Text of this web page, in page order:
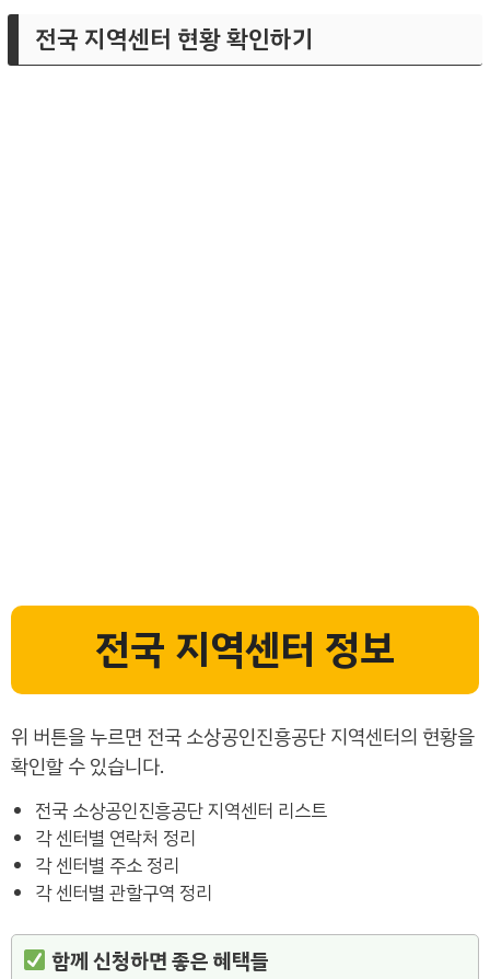
전국 지역센터 현황 확인하기
전국 지역센터 정보
위 버튼을 누르면 전국 소상공인진흥공단 지역센터의 현황을
확인할 수 있습니다.
전국 소상공인진흥공단 지역센터 리스트
각 센터별 연락처 정리
각 센터별 주소 정리
각 센터별 관할구역 정리
함께 신청하면 좋은 혜택들